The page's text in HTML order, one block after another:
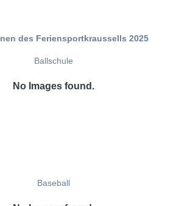
des Feriensportkraussells 2025
Ballschule
No Images found.
Baseball